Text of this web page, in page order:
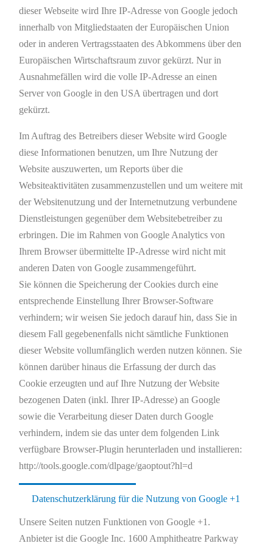
dieser Webseite wird Ihre IP-Adresse von Google jedoch
innerhalb von Mitgliedstaaten der Europäischen Union
oder in anderen Vertragsstaaten des Abkommens über den
Europäischen Wirtschaftsraum zuvor gekürzt. Nur in
Ausnahmefällen wird die volle IP-Adresse an einen
Server von Google in den USA übertragen und dort
gekürzt.
Im Auftrag des Betreibers dieser Website wird Google
diese Informationen benutzen, um Ihre Nutzung der
Website auszuwerten, um Reports über die
Websiteaktivitäten zusammenzustellen und um weitere mit
der Websitenutzung und der Internetnutzung verbundene
Dienstleistungen gegenüber dem Websitebetreiber zu
erbringen. Die im Rahmen von Google Analytics von
Ihrem Browser übermittelte IP-Adresse wird nicht mit
anderen Daten von Google zusammengeführt.
Sie können die Speicherung der Cookies durch eine
entsprechende Einstellung Ihrer Browser-Software
verhindern; wir weisen Sie jedoch darauf hin, dass Sie in
diesem Fall gegebenenfalls nicht sämtliche Funktionen
dieser Website vollumfänglich werden nutzen können. Sie
können darüber hinaus die Erfassung der durch das
Cookie erzeugten und auf Ihre Nutzung der Website
bezogenen Daten (inkl. Ihrer IP-Adresse) an Google
sowie die Verarbeitung dieser Daten durch Google
verhindern, indem sie das unter dem folgenden Link
verfügbare Browser-Plugin herunterladen und installieren:
http://tools.google.com/dlpage/gaoptout?hl=d
Datenschutzerklärung für die Nutzung von Google +1
Unsere Seiten nutzen Funktionen von Google +1.
Anbieter ist die Google Inc. 1600 Amphitheatre Parkway